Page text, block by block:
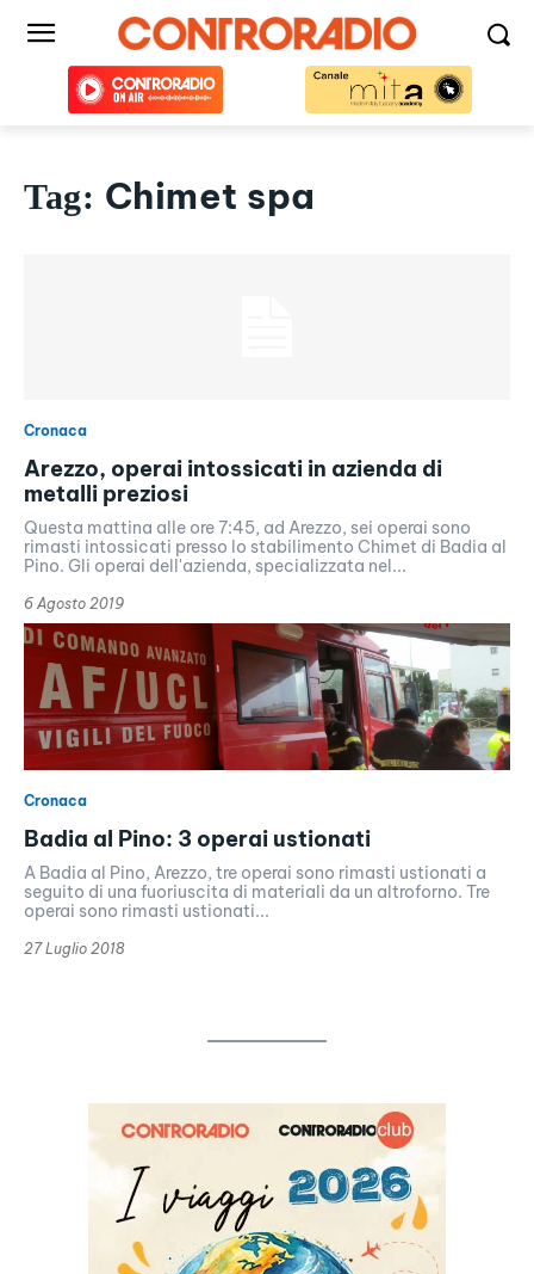
Tag: Chimet spa
Cronaca
Arezzo, operai intossicati in azienda di
metalli preziosi
Questa mattina alle ore 7:45, ad Arezzo, sei operai sono
rimasti intossicati presso lo stabilimento Chimet di Badia al
Pino. Gli operai dell'azienda, specializzata nel...
6 Agosto 2019
Cronaca
Badia al Pino: 3 operai ustionati
A Badia al Pino, Arezzo, tre operai sono rimasti ustionati a
seguito di una fuoriuscita di materiali da un altroforno. Tre
operai sono rimasti ustionati...
27 Luglio 2018